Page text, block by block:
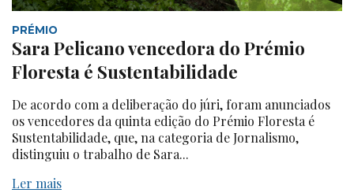
PRÉMIO
Sara Pelicano vencedora do Prémio
Floresta é Sustentabilidade
De acordo com a deliberação do júri, foram anunciados
os vencedores da quinta edição do Prémio Floresta é
Sustentabilidade, que, na categoria de Jornalismo,
distinguiu o trabalho de Sara...
Ler mais